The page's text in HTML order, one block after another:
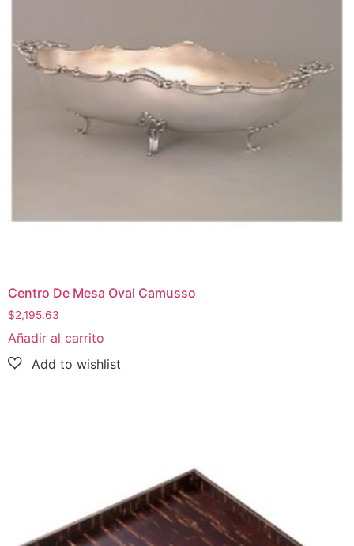
Centro De Mesa Oval Camusso
$2,195.63
Añadir al carrito